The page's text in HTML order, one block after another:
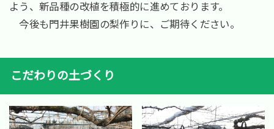
よう、新品種の改植を積極的に進めております。
今後も門井果樹園の梨作りに、ご期待ください。
こだわりの土づくり